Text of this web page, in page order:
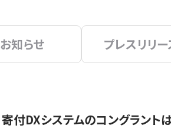
お知らせ プレスリリー
寄付DXシステムのコングラント